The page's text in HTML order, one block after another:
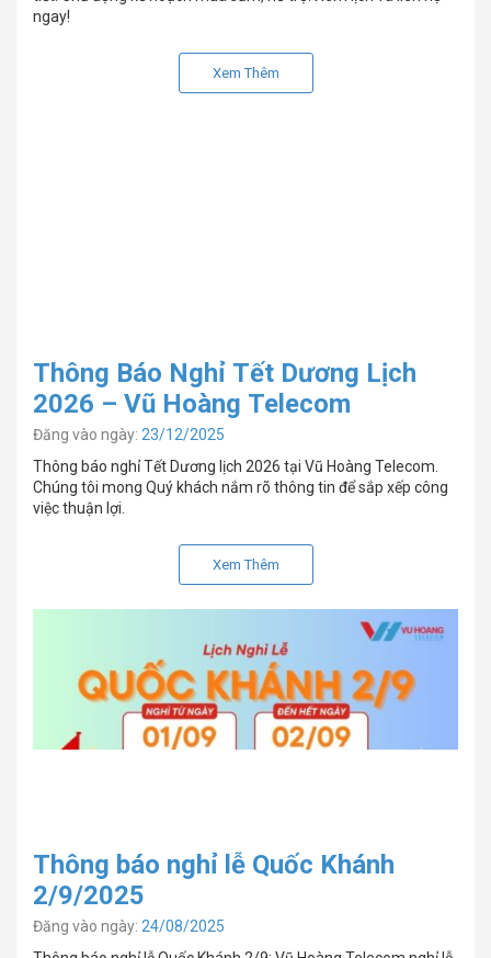
ngay!
Xem Thêm
Thông Báo Nghỉ Tết Dương Lịch
2026 – Vũ Hoàng Telecom
Đăng vào ngày: 23/12/2025
Thông báo nghỉ Tết Dương lịch 2026 tại Vũ Hoàng Telecom.
Chúng tôi mong Quý khách nắm rõ thông tin để sắp xếp công
việc thuận lợi.
Xem Thêm
Thông báo nghỉ lễ Quốc Khánh
2/9/2025
Đăng vào ngày: 24/08/2025